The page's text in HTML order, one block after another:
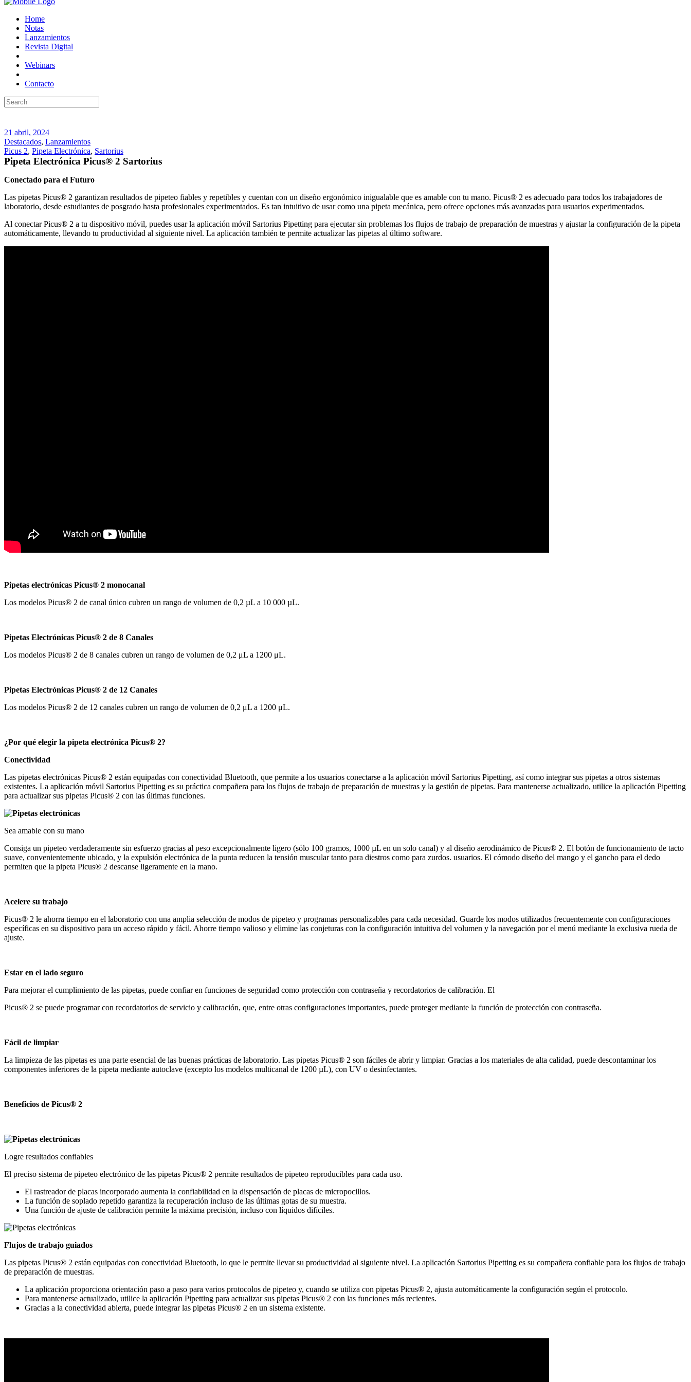
Home
Notas
Lanzamientos
Revista Digital
Webinars
Contacto
21 abril, 2024
Destacados, Lanzamientos
Picus 2, Pipeta Electrónica, Sartorius
Pipeta Electrónica Picus® 2 Sartorius
Conectado para el Futuro
Las pipetas Picus® 2 garantizan resultados de pipeteo fiables y repetibles y cuentan con un diseño ergonómico inigualable que es amable con tu mano. Picus® 2 es adecuado para todos los trabajadores de
laboratorio, desde estudiantes de posgrado hasta profesionales experimentados. Es tan intuitivo de usar como una pipeta mecánica, pero ofrece opciones más avanzadas para usuarios experimentados.
Al conectar Picus® 2 a tu dispositivo móvil, puedes usar la aplicación móvil Sartorius Pipetting para ejecutar sin problemas los flujos de trabajo de preparación de muestras y ajustar la configuración de la pipeta
automáticamente, llevando tu productividad al siguiente nivel. La aplicación también te permite actualizar las pipetas al último software.
Pipetas electrónicas Picus® 2 monocanal
Los modelos Picus® 2 de canal único cubren un rango de volumen de 0,2 µL a 10 000 µL.
Pipetas Electrónicas Picus® 2 de 8 Canales
Los modelos Picus® 2 de 8 canales cubren un rango de volumen de 0,2 μL a 1200 μL.
Pipetas Electrónicas Picus® 2 de 12 Canales
Los modelos Picus® 2 de 12 canales cubren un rango de volumen de 0,2 μL a 1200 μL.
¿Por qué elegir la pipeta electrónica Picus® 2?
Conectividad
Las pipetas electrónicas Picus® 2 están equipadas con conectividad Bluetooth, que permite a los usuarios conectarse a la aplicación móvil Sartorius Pipetting, así como integrar sus pipetas a otros sistemas
existentes. La aplicación móvil Sartorius Pipetting es su práctica compañera para los flujos de trabajo de preparación de muestras y la gestión de pipetas. Para mantenerse actualizado, utilice la aplicación Pipetting
para actualizar sus pipetas Picus® 2 con las últimas funciones.
Sea amable con su mano
Consiga un pipeteo verdaderamente sin esfuerzo gracias al peso excepcionalmente ligero (sólo 100 gramos, 1000 µL en un solo canal) y al diseño aerodinámico de Picus® 2. El botón de funcionamiento de tacto
suave, convenientemente ubicado, y la expulsión electrónica de la punta reducen la tensión muscular tanto para diestros como para zurdos. usuarios. El cómodo diseño del mango y el gancho para el dedo
permiten que la pipeta Picus® 2 descanse ligeramente en la mano.
Acelere su trabajo
Picus® 2 le ahorra tiempo en el laboratorio con una amplia selección de modos de pipeteo y programas personalizables para cada necesidad. Guarde los modos utilizados frecuentemente con configuraciones
específicas en su dispositivo para un acceso rápido y fácil. Ahorre tiempo valioso y elimine las conjeturas con la configuración intuitiva del volumen y la navegación por el menú mediante la exclusiva rueda de
ajuste.
Estar en el lado seguro
Para mejorar el cumplimiento de las pipetas, puede confiar en funciones de seguridad como protección con contraseña y recordatorios de calibración. El
Picus® 2 se puede programar con recordatorios de servicio y calibración, que, entre otras configuraciones importantes, puede proteger mediante la función de protección con contraseña.
Fácil de limpiar
La limpieza de las pipetas es una parte esencial de las buenas prácticas de laboratorio. Las pipetas Picus® 2 son fáciles de abrir y limpiar. Gracias a los materiales de alta calidad, puede descontaminar los
componentes inferiores de la pipeta mediante autoclave (excepto los modelos multicanal de 1200 µL), con UV o desinfectantes.
Beneficios de Picus® 2
Logre resultados confiables
El preciso sistema de pipeteo electrónico de las pipetas Picus® 2 permite resultados de pipeteo reproducibles para cada uso.
El rastreador de placas incorporado aumenta la confiabilidad en la dispensación de placas de micropocillos.
La función de soplado repetido garantiza la recuperación incluso de las últimas gotas de su muestra.
Una función de ajuste de calibración permite la máxima precisión, incluso con líquidos difíciles.
Flujos de trabajo guiados
Las pipetas Picus® 2 están equipadas con conectividad Bluetooth, lo que le permite llevar su productividad al siguiente nivel. La aplicación Sartorius Pipetting es su compañera confiable para los flujos de trabajo
de preparación de muestras.
La aplicación proporciona orientación paso a paso para varios protocolos de pipeteo y, cuando se utiliza con pipetas Picus® 2, ajusta automáticamente la configuración según el protocolo.
Para mantenerse actualizado, utilice la aplicación Pipetting para actualizar sus pipetas Picus® 2 con las funciones más recientes.
Gracias a la conectividad abierta, puede integrar las pipetas Picus® 2 en un sistema existente.